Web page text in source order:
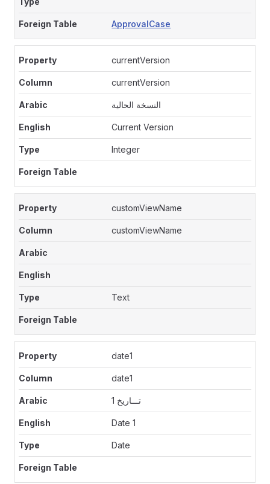
ApprovalCase
currentVersion
currentVersion
النسخة الحالية
Current Version
Integer
customViewName
customViewName
Text
date1
date1
تـــاريخ 1
Date 1
Date